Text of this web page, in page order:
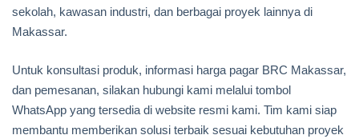
sekolah, kawasan industri, dan berbagai proyek lainnya di
Makassar.
Untuk konsultasi produk, informasi harga pagar BRC Makassar,
dan pemesanan, silakan hubungi kami melalui tombol
WhatsApp yang tersedia di website resmi kami. Tim kami siap
membantu memberikan solusi terbaik sesuai kebutuhan proyek